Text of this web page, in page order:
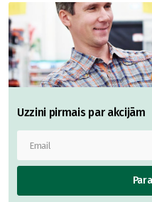
Uzzini pirmais par akcijām